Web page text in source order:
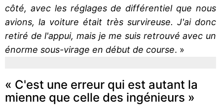
côté, avec les réglages de différentiel que nous
avions, la voiture était très survireuse. J'ai donc
retiré de l'appui, mais je me suis retrouvé avec un
énorme sous-virage en début de course. »
« C'est une erreur qui est autant la
mienne que celle des ingénieurs »